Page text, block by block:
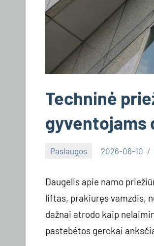
Techninė
gyventojams
Paslaugos 2026-06-10
Daugelis apie namo
liftas, prakiuręs vamzdis,
dažnai atrodo kaip
pastebėtos gerokai